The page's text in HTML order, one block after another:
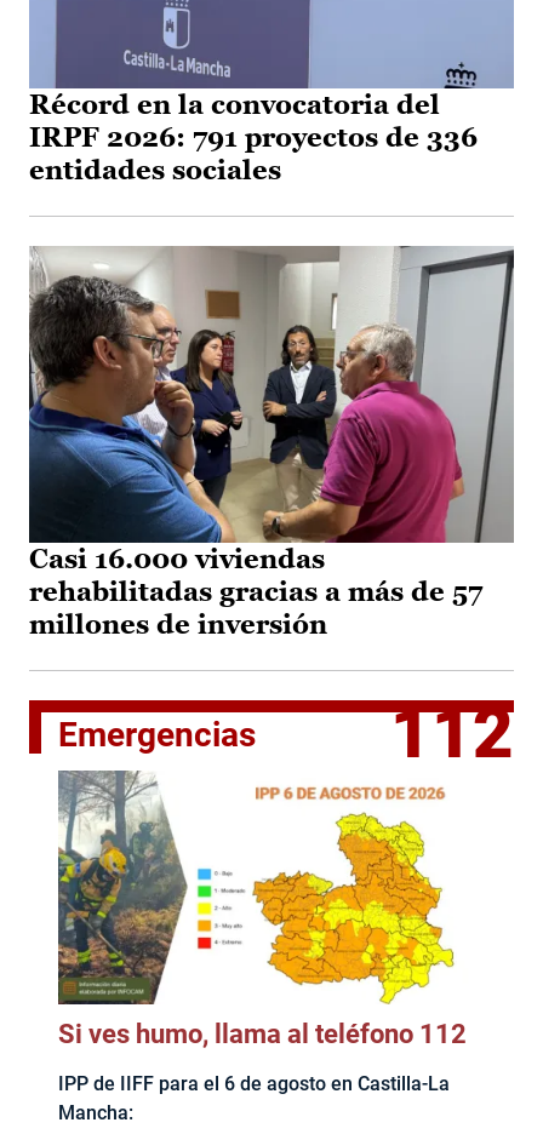
Récord en la convocatoria del
IRPF 2026: 791 proyectos de 336
entidades sociales
Casi 16.000 viviendas
rehabilitadas gracias a más de 57
millones de inversión
Emergencias 112
Si ves humo, llama al teléfono 112
IPP de IIFF para el 6 de agosto en Castilla-La
Mancha: